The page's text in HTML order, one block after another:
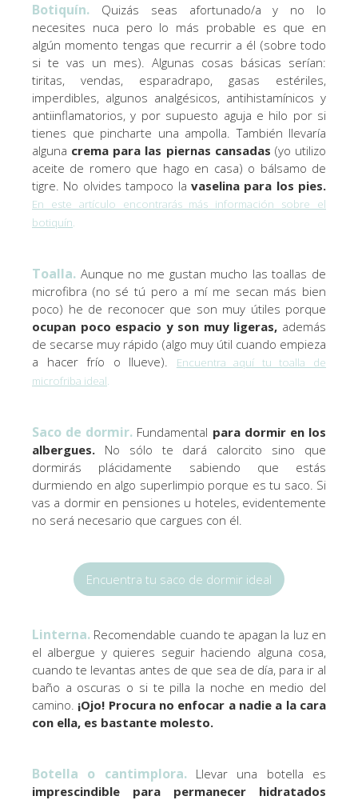
Botiquín.
Quizás seas afortunado/a y no lo
necesites nuca pero lo más probable es que en
algún momento tengas que recurrir a él (sobre todo
si te vas un mes). Algunas cosas básicas serían:
tiritas, vendas, esparadrapo, gasas estériles,
imperdibles, algunos analgésicos, antihistamínicos y
antiinflamatorios, y por supuesto aguja e hilo por si
tienes que pincharte una ampolla. También llevaría
alguna crema para las piernas cansadas (yo utilizo
aceite de romero que hago en casa) o bálsamo de
tigre. No olvides tampoco la vaselina para los pies.
En este artículo encontrarás más información sobre el
botiquín.
Toalla. Aunque no me gustan mucho las toallas de
microfibra (no sé tú pero a mí me secan más bien
poco) he de reconocer que son muy útiles porque
ocupan poco espacio y son muy ligeras, además
de secarse muy rápido (algo muy útil cuando empieza
a hacer frío o llueve).
Encuentra aquí tu toalla de
microfriba ideal.
Saco de dormir. Fundamental para dormir en los
albergues. No sólo te dará calorcito sino que
dormirás plácidamente sabiendo que estás
durmiendo en algo superlimpio porque es tu saco. Si
vas a dormir en pensiones u hoteles, evidentemente
no será necesario que cargues con él.
Encuentra tu saco de dormir ideal
Linterna. Recomendable cuando te apagan la luz en
el albergue y quieres seguir haciendo alguna cosa,
cuando te levantas antes de que sea de día, para ir al
baño a oscuras o si te pilla la noche en medio del
camino. ¡Ojo! Procura no enfocar a nadie a la cara
con ella, es bastante molesto.
Botella o cantimplora.Llevar una botella es
imprescindible para permanecer hidratados